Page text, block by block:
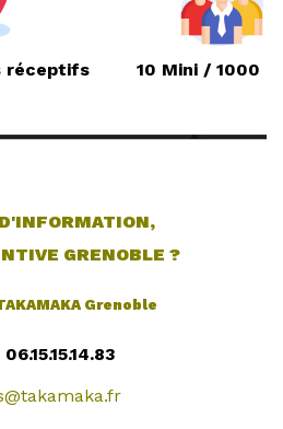
réceptifs 10 Mini / 1000
GRENOBLE ?
Grenoble
06.15.15.14.83